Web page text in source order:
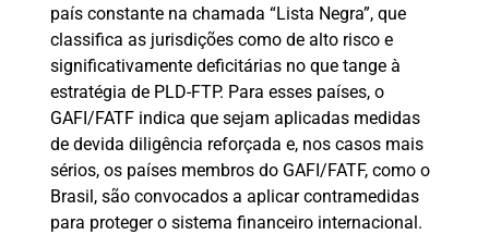
país constante na chamada “Lista Negra”, que
classifica as jurisdições como de alto risco e
significativamente deficitárias no que tange à
estratégia de PLD-FTP. Para esses países, o
GAFI/FATF indica que sejam aplicadas medidas
de devida diligência reforçada e, nos casos mais
sérios, os países membros do GAFI/FATF, como o
Brasil, são convocados a aplicar contramedidas
para proteger o sistema financeiro internacional.